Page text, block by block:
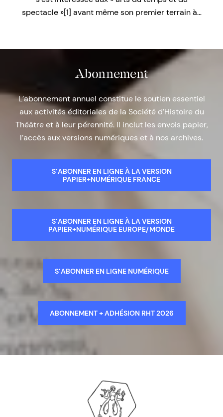
spectacle »[1] avant même son premier terrain à…
Abonnement
L’abonnement annuel constitue le soutien essentiel
aux activités éditoriales de la Société d’Histoire du
Théâtre et à leur pérennité. Il inclut les envois papier,
l’accès aux versions numériques et à nos archives.
S’ABONNER EN LIGNE À LA VERSION
PAPIER+NUMÉRIQUE FRANCE
S’ABONNER EN LIGNE À LA VERSION
PAPIER+NUMÉRIQUE EUROPE/MONDE
S’ABONNER EN LIGNE NUMÉRIQUE
ABONNEMENT + ADHÉSION RHT 2026